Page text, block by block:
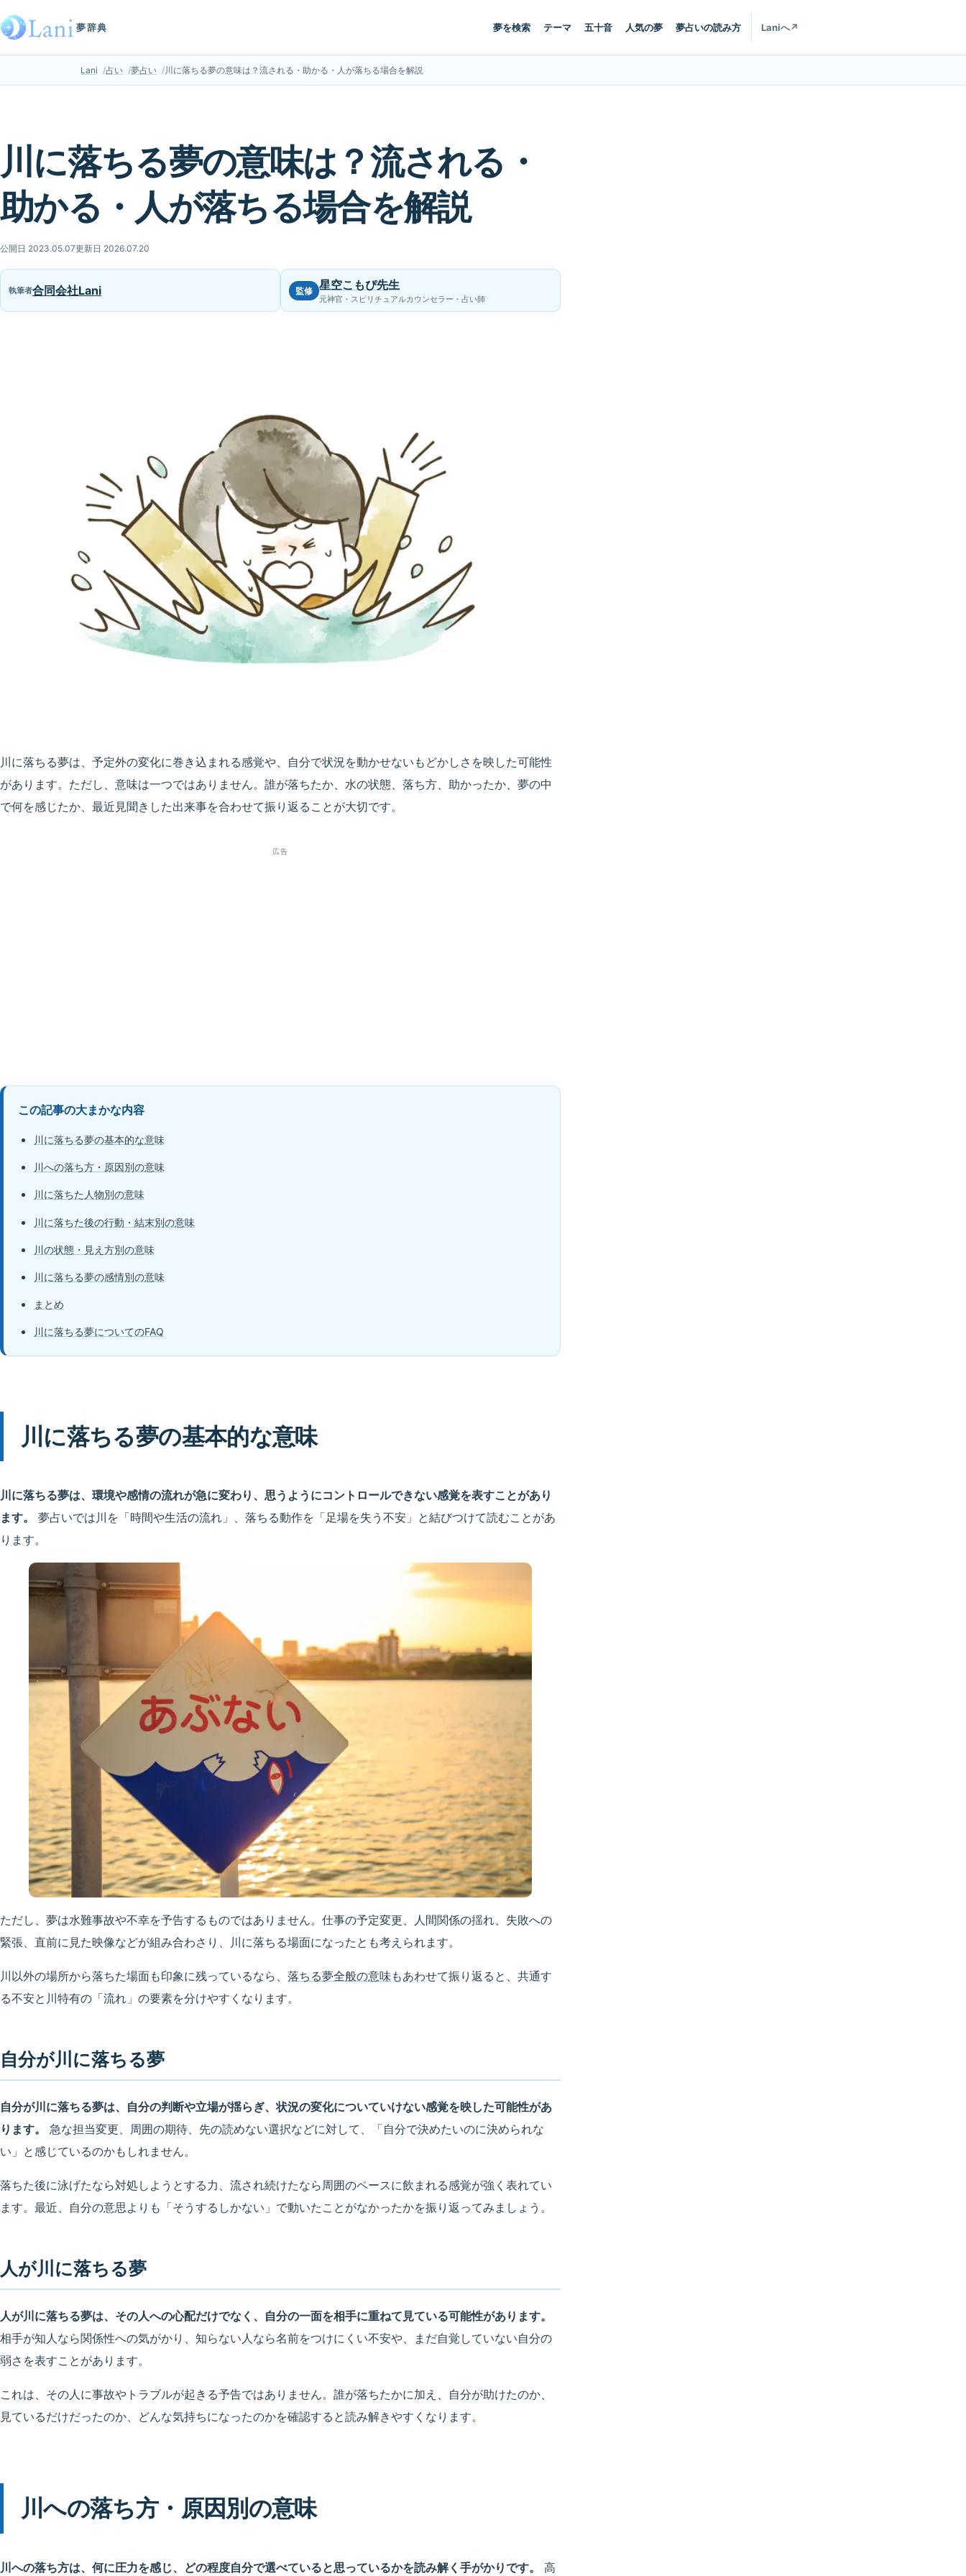
夢辞典 夢を検索 テーマ 五十音 人気の夢 夢占いの読み方 Laniへ↗
Lani 占い 夢占い 川に落ちる夢の意味は？流される・助かる・人が落ちる場合を解説
川に落ちる夢の意味は？流される・
助かる・人が落ちる場合を解説
公開日 2023.05.07更新日 2026.07.20
執筆者合同会社Lani 監修 星空こもぴ先生
元神官・スピリチュアルカウンセラー・占い師
川に落ちる夢は、予定外の変化に巻き込まれる感覚や、自分で状況を動かせないもどかしさを映した可能性
があります。ただし、意味は一つではありません。誰が落ちたか、水の状態、落ち方、助かったか、夢の中
で何を感じたか、最近見聞きした出来事を合わせて振り返ることが大切です。
広告
この記事の大まかな内容
川に落ちる夢の基本的な意味
川への落ち方・原因別の意味
川に落ちた人物別の意味
川に落ちた後の行動・結末別の意味
川の状態・見え方別の意味
川に落ちる夢の感情別の意味
まとめ
川に落ちる夢についてのFAQ
川に落ちる夢の基本的な意味
川に落ちる夢は、環境や感情の流れが急に変わり、思うようにコントロールできない感覚を表すことがあり
ます。
夢占いでは川を「時間や生活の流れ」、落ちる動作を「足場を失う不安」と結びつけて読むことがあ
ります。
ただし、夢は水難事故や不幸を予告するものではありません。仕事の予定変更、人間関係の揺れ、失敗への
緊張、直前に見た映像などが組み合わさり、川に落ちる場面になったとも考えられます。
川以外の場所から落ちた場面も印象に残っているなら、 落ちる夢全般の意味もあわせて振り返ると、共通す
る不安と川特有の「流れ」の要素を分けやすくなります。
自分が川に落ちる夢
自分が川に落ちる夢は、自分の判断や立場が揺らぎ、状況の変化についていけない感覚を映した可能性があ
ります。
急な担当変更、周囲の期待、先の読めない選択などに対して、「自分で決めたいのに決められな
い」と感じているのかもしれません。
落ちた後に泳げたなら対処しようとする力、流され続けたなら周囲のペースに飲まれる感覚が強く表れてい
ます。最近、自分の意思よりも「そうするしかない」で動いたことがなかったかを振り返ってみましょう。
人が川に落ちる夢
人が川に落ちる夢は、その人への心配だけでなく、自分の一面を相手に重ねて見ている可能性があります。
相手が知人なら関係性への気がかり、知らない人なら名前をつけにくい不安や、まだ自覚していない自分の
弱さを表すことがあります。
これは、その人に事故やトラブルが起きる予告ではありません。誰が落ちたかに加え、自分が助けたのか、
見ているだけだったのか、どんな気持ちになったのかを確認すると読み解きやすくなります。
川への落ち方・原因別の意味
川への落ち方は、何に圧力を感じ、どの程度自分で選べていると思っているかを読み解く手がかりです。 高